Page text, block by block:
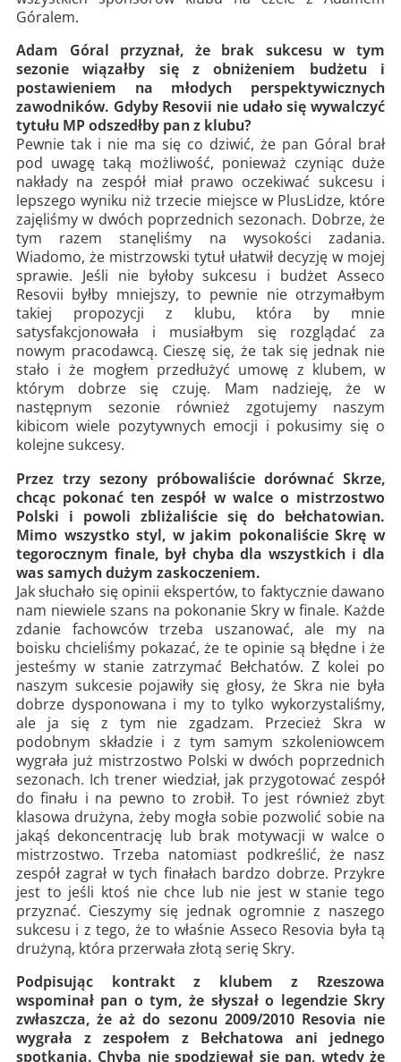
Góralem.
Adam Góral przyznał, że brak sukcesu w tym
sezonie wiązałby się z obniżeniem budżetu i
postawieniem na młodych perspektywicznych
zawodników. Gdyby Resovii nie udało się wywalczyć
tytułu MP odszedłby pan z klubu?
Pewnie tak i nie ma się co dziwić, że pan Góral brał
pod uwagę taką możliwość, ponieważ czyniąc duże
nakłady na zespół miał prawo oczekiwać sukcesu i
lepszego wyniku niż trzecie miejsce w PlusLidze, które
zajęliśmy w dwóch poprzednich sezonach. Dobrze, że
tym razem stanęliśmy na wysokości zadania.
Wiadomo, że mistrzowski tytuł ułatwił decyzję w mojej
sprawie. Jeśli nie byłoby sukcesu i budżet Asseco
Resovii byłby mniejszy, to pewnie nie otrzymałbym
takiej propozycji z klubu, która by mnie
satysfakcjonowała i musiałbym się rozglądać za
nowym pracodawcą. Cieszę się, że tak się jednak nie
stało i że mogłem przedłużyć umowę z klubem, w
którym dobrze się czuję. Mam nadzieję, że w
następnym sezonie również zgotujemy naszym
kibicom wiele pozytywnych emocji i pokusimy się o
kolejne sukcesy.
Przez trzy sezony próbowaliście dorównać Skrze,
chcąc pokonać ten zespół w walce o mistrzostwo
Polski i powoli zbliżaliście się do bełchatowian.
Mimo wszystko styl, w jakim pokonaliście Skrę w
tegorocznym finale, był chyba dla wszystkich i dla
was samych dużym zaskoczeniem.
Jak słuchało się opinii ekspertów, to faktycznie dawano
nam niewiele szans na pokonanie Skry w finale. Każde
zdanie fachowców trzeba uszanować, ale my na
boisku chcieliśmy pokazać, że te opinie są błędne i że
jesteśmy w stanie zatrzymać Bełchatów. Z kolei po
naszym sukcesie pojawiły się głosy, że Skra nie była
dobrze dysponowana i my to tylko wykorzystaliśmy,
ale ja się z tym nie zgadzam. Przecież Skra w
podobnym składzie i z tym samym szkoleniowcem
wygrała już mistrzostwo Polski w dwóch poprzednich
sezonach. Ich trener wiedział, jak przygotować zespół
do finału i na pewno to zrobił. To jest również zbyt
klasowa drużyna, żeby mogła sobie pozwolić sobie na
jakąś dekoncentrację lub brak motywacji w walce o
mistrzostwo. Trzeba natomiast podkreślić, że nasz
zespół zagrał w tych finałach bardzo dobrze. Przykre
jest to jeśli ktoś nie chce lub nie jest w stanie tego
przyznać. Cieszymy się jednak ogromnie z naszego
sukcesu i z tego, że to właśnie Asseco Resovia była tą
drużyną, która przerwała złotą serię Skry.
Podpisując kontrakt z klubem z Rzeszowa
wspominał pan o tym, że słyszał o legendzie Skry
zwłaszcza, że aż do sezonu 2009/2010 Resovia nie
wygrała z zespołem z Bełchatowa ani jednego
spotkania. Chyba nie spodziewał się pan, wtedy że